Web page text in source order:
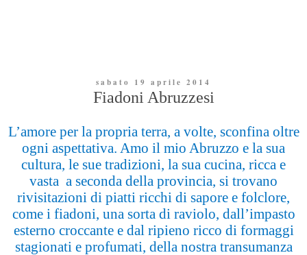
sabato 19 aprile 2014
Fiadoni Abruzzesi
L’amore per la propria terra, a volte, sconfina oltre
ogni aspettativa. Amo il mio Abruzzo e la sua
cultura, le sue tradizioni, la sua cucina, ricca e
vasta a seconda della provincia, si trovano
rivisitazioni di piatti ricchi di sapore e folclore,
come i fiadoni, una sorta di raviolo, dall’impasto
esterno croccante e dal ripieno ricco di formaggi
stagionati e profumati, della nostra transumanza